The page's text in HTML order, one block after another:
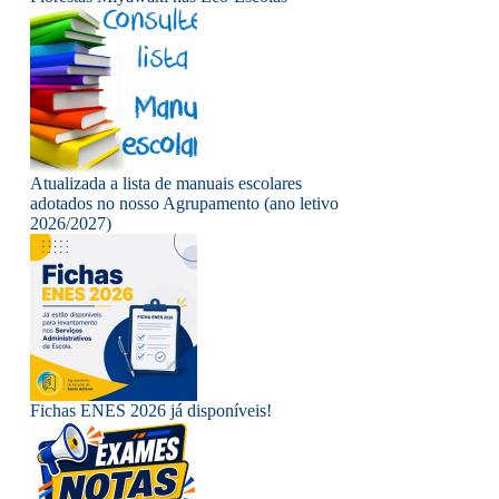
Atualizada a lista de manuais escolares
adotados no nosso Agrupamento (ano letivo
2026/2027)
Fichas ENES 2026 já disponíveis!